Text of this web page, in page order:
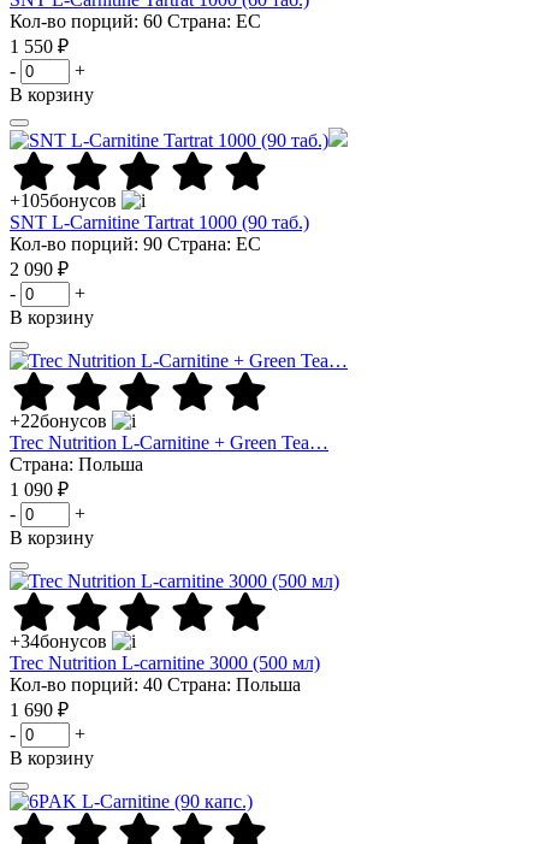
Кол-во порций: 60 Страна: ЕС
1 550 ₽
-
+
В корзину
+105бонусов
SNT L-Carnitine Tartrat 1000 (90 таб.)
Кол-во порций: 90 Страна: ЕС
2 090 ₽
-
+
В корзину
+22бонусов
Trec Nutrition L-Carnitine + Green Tea…
Страна: Польша
1 090 ₽
-
+
В корзину
+34бонусов
Trec Nutrition L-carnitine 3000 (500 мл)
Кол-во порций: 40 Страна: Польша
1 690 ₽
-
+
В корзину